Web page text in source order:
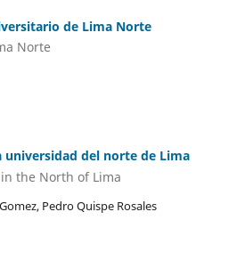
de Lima Norte
Norte
universidad del norte de Lima
the North of Lima
Pedro Quispe Rosales